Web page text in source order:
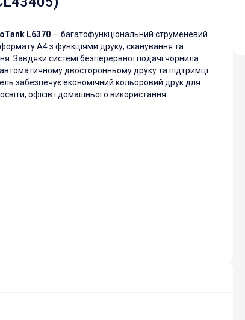
L6370— багатофункціональний струменевий
A4 з функціями друку, сканування та
Завдяки системі безперервної подачі чорнила
двосторонньому друку та підтримці
забезпечує економічний кольоровий друк для
офісів і домашнього використання.